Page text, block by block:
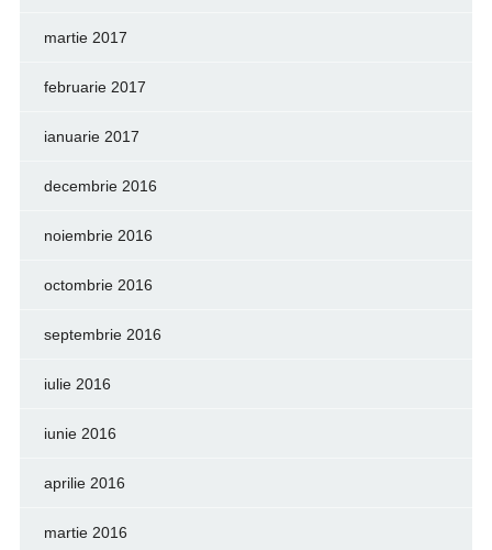
martie 2017
februarie 2017
ianuarie 2017
decembrie 2016
noiembrie 2016
octombrie 2016
septembrie 2016
iulie 2016
iunie 2016
aprilie 2016
martie 2016